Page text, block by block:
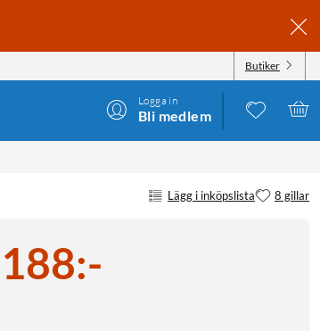
Butiker
Logga in
Bli medlem
Lägg i inköpslista 8 gillar
188:-